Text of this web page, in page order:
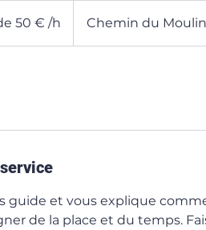
50 € /h Chemin du Moulin
guide et vous explique
de la place et du temps.